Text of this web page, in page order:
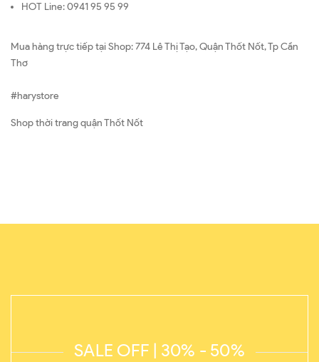
HOT Line: 0941 95 95 99
Mua hàng trực tiếp tại Shop: 774 Lê Thị Tạo, Quận Thốt Nốt, Tp Cần
Thơ
#harystore
Shop thời trang quận Thốt Nốt
SALE OFF | 30% - 50%